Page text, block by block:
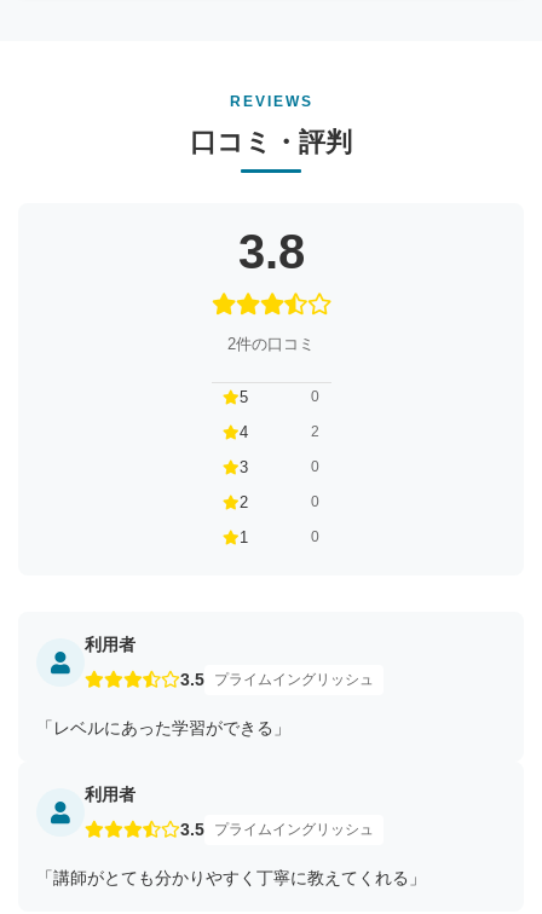
REVIEWS
口コミ・評判
3.8
2件の口コミ
5 0
4 2
3 0
2 0
1 0
利用者
3.5
プライムイングリッシュ
「レベルにあった学習ができる」
利用者
3.5
プライムイングリッシュ
「講師がとても分かりやすく丁寧に教えてくれる」